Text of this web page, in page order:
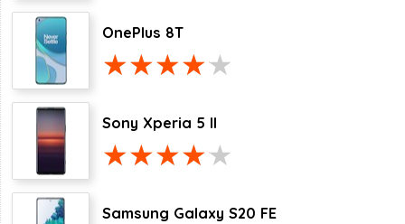
OnePlus 8T
Sony Xperia 5 II
Samsung Galaxy S20 FE